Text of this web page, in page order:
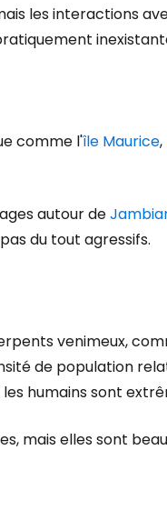
les interactions
comme l'île Maurice
autour de
du tout agressifs.
venimeux,
de population
humains sont
mais elles sont